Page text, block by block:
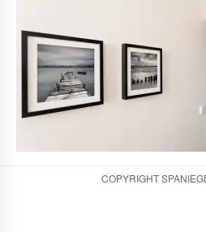
COPYRIGHT